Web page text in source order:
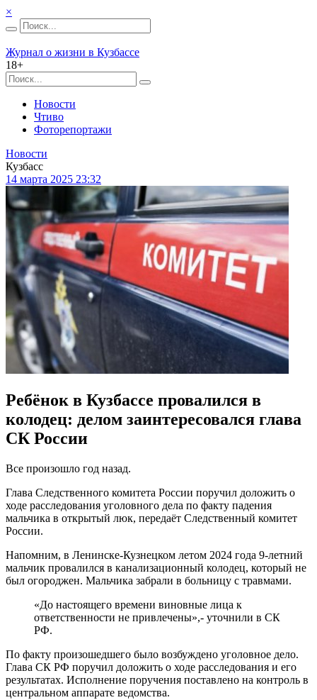
×
Журнал о жизни в Кузбассе
18+
Новости
Чтиво
Фоторепортажи
Новости
Кузбасс
14 марта 2025 23:32
Ребёнок в Кузбассе провалился в
колодец: делом заинтересовался глава
СК России
Все произошло год назад.
Глава Следственного комитета России поручил доложить о
ходе расследования уголовного дела по факту падения
мальчика в открытый люк, передаёт Следственный комитет
России.
Напомним, в Ленинске-Кузнецком летом 2024 года 9-летний
мальчик провалился в канализационный колодец, который не
был огороджен. Мальчика забрали в больницу с травмами.
«До настоящего времени виновные лица к
ответственности не привлечены»,- уточнили в СК
РФ.
По факту произошедшего было возбуждено уголовное дело.
Глава СК РФ поручил доложить о ходе расследования и его
результатах. Исполнение поручения поставлено на контроль в
центральном аппарате ведомства.